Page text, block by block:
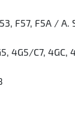
F57, F5A / А.
4G5/C7, 4GC,